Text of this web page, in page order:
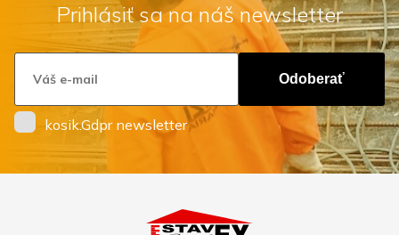
Prihlásiť sa na náš newsletter
Odoberať
kosik.Gdpr newsletter